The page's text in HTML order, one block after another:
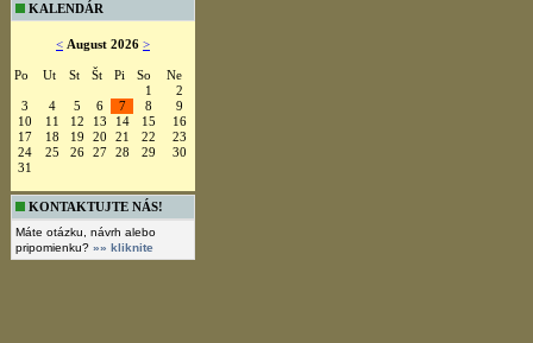
KALENDÁR
< August 2026 >
Po Ut St Št Pi So
Ne
1
2
3
4 5 6 7 8
9
10
11 12 13 14 15
16
17
18 19 20 21 22
23
24
25 26 27 28 29
30
31
KONTAKTUJTE NÁS!
Máte otázku, návrh alebo
pripomienku? »» kliknite